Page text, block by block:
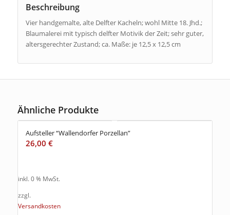
Beschreibung
Vier handgemalte, alte Delfter Kacheln; wohl Mitte 18. Jhd.;
Blaumalerei mit typisch delfter Motivik der Zeit; sehr guter,
altersgerechter Zustand; ca. Maße: je 12,5 x 12,5 cm
Ähnliche Produkte
Aufsteller “Wallendorfer Porzellan”
26,00 €
inkl. 0 % MwSt.
zzgl.
Versandkosten